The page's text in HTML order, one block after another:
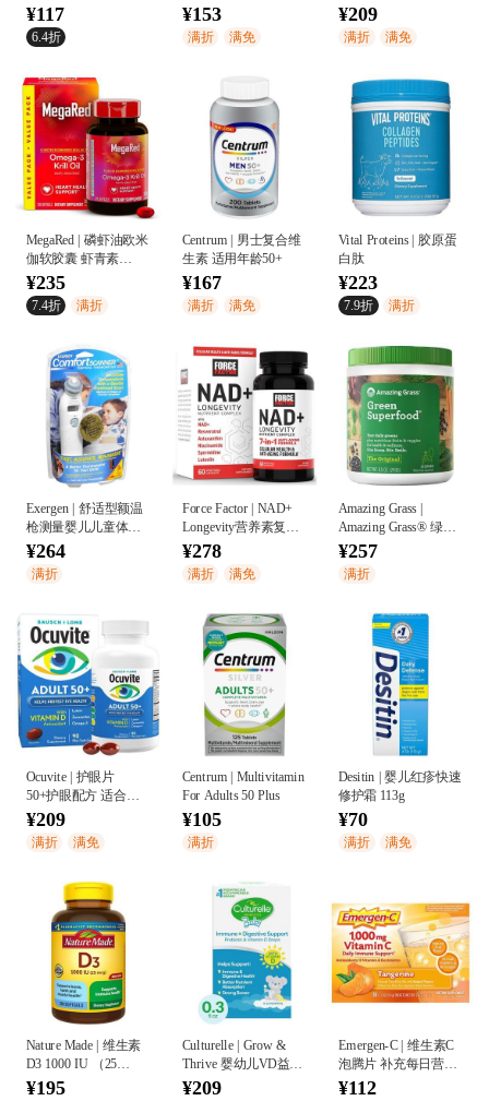
¥117
6.4折
Vitamin D3 1000 IU
Softgels
¥153
满折 满免
125 mcg, 5000 IU
¥209
满折 满免
MegaRed | 磷虾油欧米
伽软胶囊 虾青素
350mg 120粒
¥235
7.4折 满折
Centrum | 男士复合维
生素 适用年龄50+
¥167
满折 满免
Vital Proteins | 胶原蛋
白肽
¥223
7.9折 满折
Exergen | 舒适型额温
枪测量婴儿儿童体温
计
¥264
满折
Force Factor | NAD+
Longevity营养素复合
物 60粒
¥278
满折 满免
Amazing Grass |
Amazing Grass® 绿色
超级食物
¥257
满折
Ocuvite | 护眼片
50+护眼配方 适合五
十岁以上人群
¥209
满折 满免
Centrum | Multivitamin
For Adults 50 Plus
¥105
满折
Desitin | 婴儿红疹快速
修护霜 113g
¥70
满折 满免
Nature Made | 维生素
D3 1000 IU （25
mcg） 软胶囊大瓶装
¥195
Culturelle | Grow &
Thrive 婴幼儿VD益生
菌滴剂 9ml
¥209
Emergen-C | 维生素C
泡腾片 补充每日营养
1000mg维C+抗氧化剂
¥112